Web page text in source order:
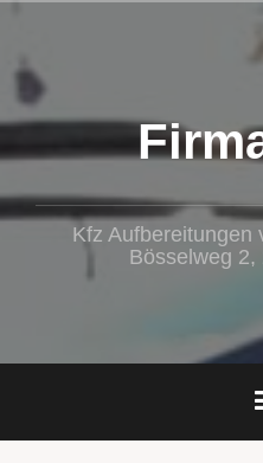
Kfz Aufbereitungen
Bösselweg 2,